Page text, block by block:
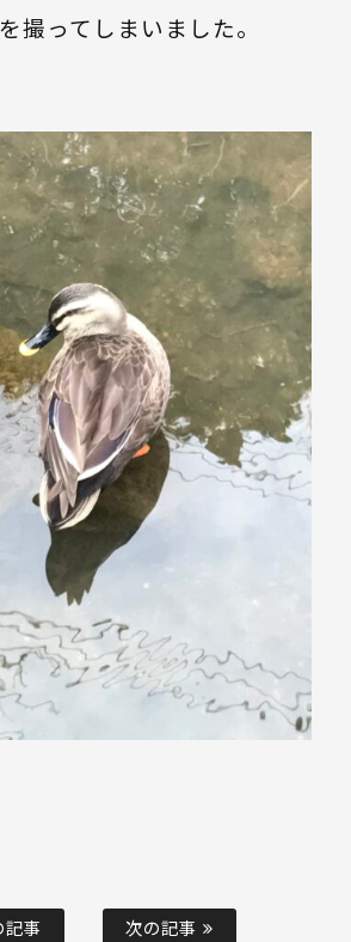
撮ってしまいました。
記事 次の記事